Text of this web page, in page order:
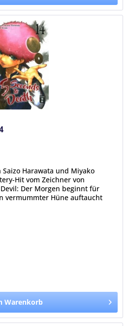
Harawata und Miyako
Hit vom Zeichner von
Der Morgen beginnt für
vermummter Hüne auftaucht
Warenkorb